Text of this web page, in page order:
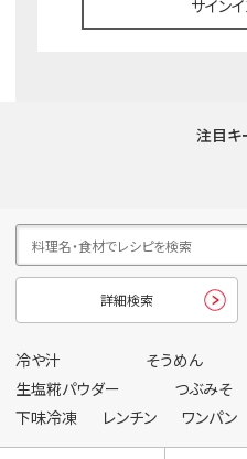
サイン
注目キ
詳細検索
冷や汁 そうめん
生塩糀パウダー
つぶみそ
下味冷凍
レンチン ワンパン